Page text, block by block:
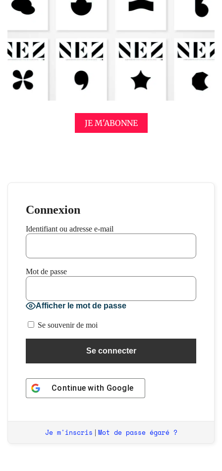
JE M'ABONNE
Connexion
Identifiant ou adresse e-mail
Mot de passe
Afficher le mot de passe
Se souvenir de moi
Continue with Google
Je m'inscris Mot de passe égaré ?